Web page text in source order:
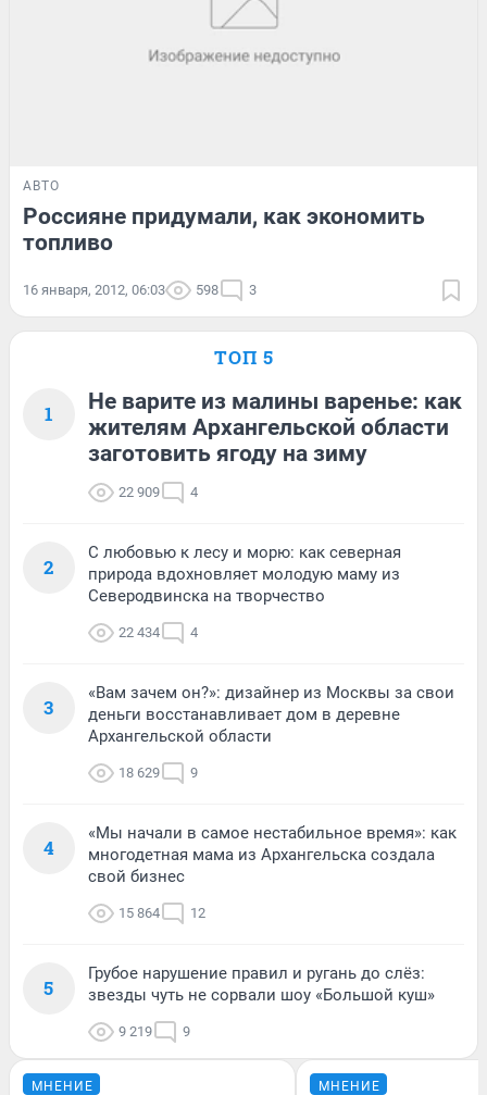
АВТО
Россияне придумали, как экономить
топливо
16 января, 2012, 06:03 598 3
ТОП 5
1
Не варите из малины варенье: как
жителям Архангельской области
заготовить ягоду на зиму
22 909 4
2
С любовью к лесу и морю: как северная
природа вдохновляет молодую маму из
Северодвинска на творчество
22 434 4
3
«Вам зачем он?»: дизайнер из Москвы за свои
деньги восстанавливает дом в деревне
Архангельской области
18 629 9
4
«Мы начали в самое нестабильное время»: как
многодетная мама из Архангельска создала
свой бизнес
15 864 12
5
Грубое нарушение правил и ругань до слёз:
звезды чуть не сорвали шоу «Большой куш»
9 219 9
МНЕНИЕ МНЕНИЕ